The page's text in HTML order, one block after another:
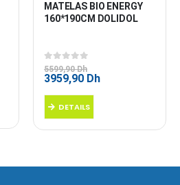
MATELAS BIO ENERGY
160*190CM DOLIDOL
0sur 5
5599,90Dh
Le
était :
5599,90 Dh.
3959,90 DhLe
DETAILS